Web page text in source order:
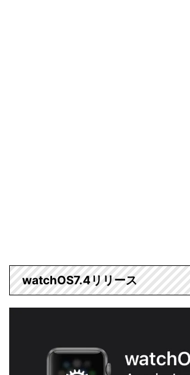
watchOS7.4リリース